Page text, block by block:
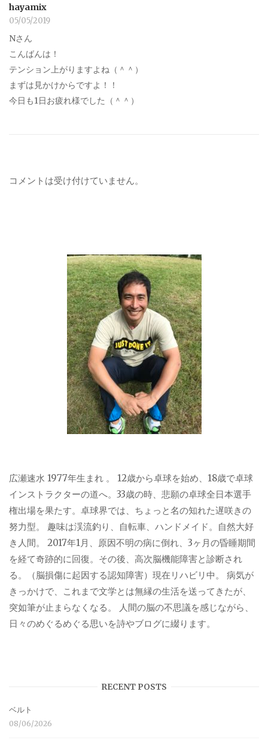
hayamix
05/05/2019
Nさん
こんばんは！
テンション上がりますよね（＾＾）
まずは見かけからですよ！！
今日も1日お疲れ様でした（＾＾）
コメントは受け付けていません。
広瀬速水 1977年生まれ 。 12歳から卓球を始め、18歳で卓球
インストラクターの道へ。33歳の時、悲願の卓球全日本選手
権出場を果たす。卓球界では、ちょっと名の知れた遅咲きの
努力型。 趣味は渓流釣り、自転車、ハンドメイド。自然大好
き人間。 2017年1月、原因不明の病に倒れ、3ヶ月の昏睡期間
を経て奇跡的に回復。その後、高次脳機能障害と診断され
る。（脳損傷に起因する認知障害）現在リハビリ中。 病気が
きっかけで、これまで文学とは無縁の生活を送ってきたが、
突如筆が止まらなくなる。 人間の脳の不思議を感じながら、
日々のめぐるめぐる思いを詩やブログに綴ります。
RECENT POSTS
ベルト
08/06/2026